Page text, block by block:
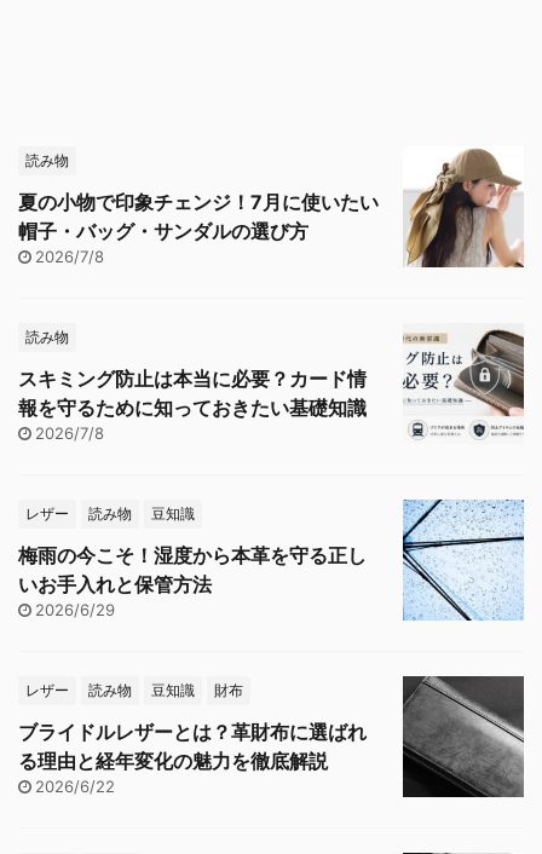
読み物
夏の小物で印象チェンジ！7月に使いたい
帽子・バッグ・サンダルの選び方
2026/7/8
読み物
スキミング防止は本当に必要？カード情
報を守るために知っておきたい基礎知識
2026/7/8
レザー 読み物 豆知識
梅雨の今こそ！湿度から本革を守る正し
いお手入れと保管方法
2026/6/29
レザー 読み物 豆知識 財布
ブライドルレザーとは？革財布に選ばれ
る理由と経年変化の魅力を徹底解説
2026/6/22